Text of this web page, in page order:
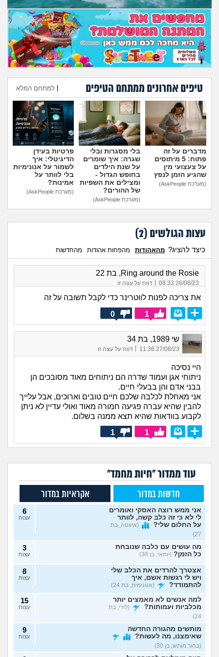
מה שעובר עליי
שומרים על הגוף
פיננסי וכלכלה
בין הסדינים
חיות מחמד
יוקר המחיה
גאווה
טיפים אחרונים ממתחם הטיפים למתחם המלא
הוספת טיפ
מדברים על זה
פתוח: 5 מיתוסים
על צעצועי מין
שהגיע הזמן לנפץ
(מערכת AskPeople)
בלי מסגרות ובלי
שגרה: איך שומרים
על שנת הילדים
בחופש הגדול -
ומצילים את השפיות
של ההורים?
(מערכת AskPeople)
פרטיות בעידן
הדיגיטלי: איך
לשמור על אנונימיות
בלי לוותר על
אמינות?
(מערכת AskPeople)
עצות הגולשים (2
)
כיצד להציג? מהאהודות מהפחות אהודות מהחדשות
Ring around the Rosie, בת 22
26/08/23 08:33 דווח על עצה זו
את צריכה לפנות לווטרינר כדי לקבל תשובה על זה
1
0
שי 1989, בת 34
27/08/23 11:36
| דווח על עצה זו
היי נסיכה
ניתוחי אגן ועמוד שדרה הם ניתוחים מאוד מסובכים הן
בבני אדם והן בבעלי חיים.
אני מאחלת לכלבה שלכם חיים טובים וארוכים, אבל עלייך
להבין שהיא עברה פגיעה חמורה מאוד ואולי עדיין לא ניתן
לקבוע בוודאות שהיא תצא ממנה בשלום.
1
1
עוד ממדור "חיות מחמד"
חדשות במדור אקראיות במדור
אני ממש רוצה האסקי ואומרים
לי לא כי זה כלב קשה, לוותר
על החלום שלי?
(איווטה, בת
27)
6
עצות
מה עושים עם כלבה שנובחת
כל הזמן? (יוחאי, בן 30)
3
עצות
אצטרך להרדים את הכלב שלי
ויש לי רגשות אשם, איך
להתמודד?
(אנונימית, בת 24)
8
עצות
למה אנשים לא מאמצים יותר
מכלביות ועמותות?
(לירי, בת
24)
15
עצות
מותשים מהגורה החדשה
שאימצנו, מה לעשות?
(בחור מותש, בן 30)
9
עצות